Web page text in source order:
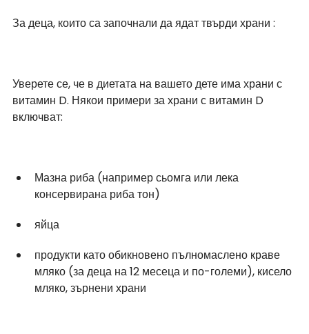
За деца, които са започнали да ядат твърди храни :
Уверете се, че в диетата на вашето дете има храни с
витамин D. Някои примери за храни с витамин D
включват:
Мазна риба (например сьомга или лека
консервирана риба тон)
яйца
продукти като обикновено пълномаслено краве
мляко (за деца на 12 месеца и по-големи), кисело
мляко, зърнени храни